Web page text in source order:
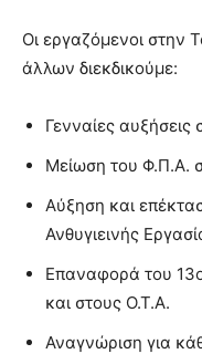
Οι εργαζόμενοι στην
άλλων διεκδικούμε:
Γενναίες αυξήσεις
Μείωση του Φ.Π.Α.
Αύξηση και
Ανθυγιεινής
Επαναφορά του
και στους Ο.Τ.Α.
Αναγνώριση για